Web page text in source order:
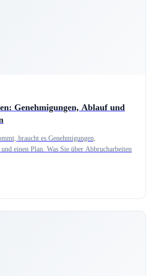
Genehmigungen, Ablauf und
braucht es Genehmigungen,
einen Plan. Was Sie über Abbrucharbeiten